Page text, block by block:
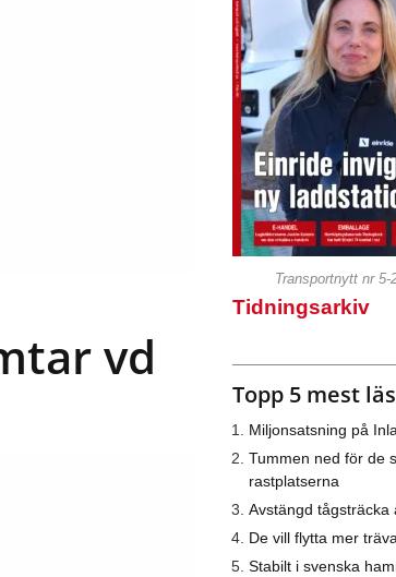
vd
Transportnytt nr 5-
Tidningsarkiv
Topp 5 mest
Miljonsatsning på
Tummen ned för de
rastplatserna
Avstängd tågsträcka
De vill flytta mer
Stabilt i svenska